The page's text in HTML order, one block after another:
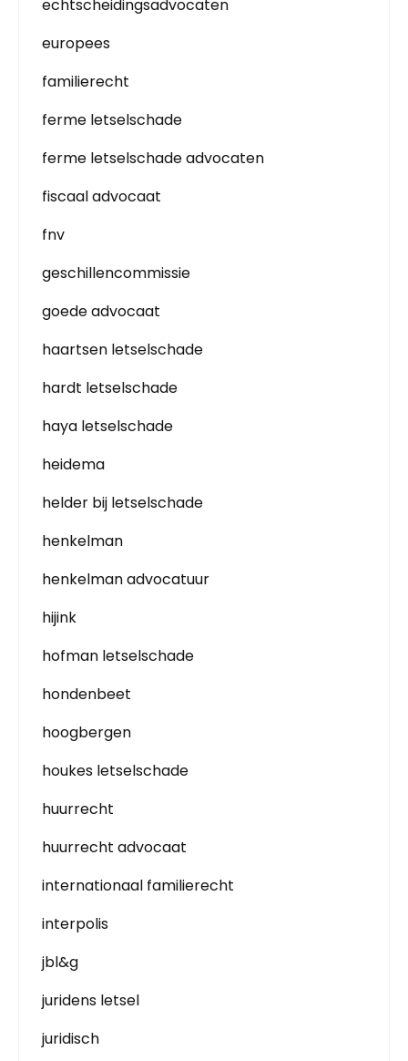
echtscheidingsadvocaten
europees
familierecht
ferme letselschade
ferme letselschade advocaten
fiscaal advocaat
fnv
geschillencommissie
goede advocaat
haartsen letselschade
hardt letselschade
haya letselschade
heidema
helder bij letselschade
henkelman
henkelman advocatuur
hijink
hofman letselschade
hondenbeet
hoogbergen
houkes letselschade
huurrecht
huurrecht advocaat
internationaal familierecht
interpolis
jbl&g
juridens letsel
juridisch